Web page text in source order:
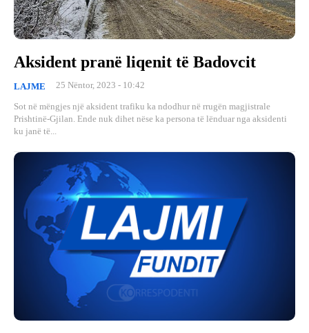
Aksident pranë liqenit të Badovcit
LAJME 25 Nëntor, 2023 - 10:42
Sot në mëngjes një aksident trafiku ka ndodhur në rrugën magjistrale
Prishtinë-Gjilan. Ende nuk dihet nëse ka persona të lënduar nga aksidenti
ku janë të...